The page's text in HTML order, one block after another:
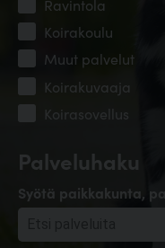
Palveluhaku
Syötä paikkakunta,
Ravintola
Koirakoulu
Muut palvelut
Koirakuvaaja
Koirasovellus